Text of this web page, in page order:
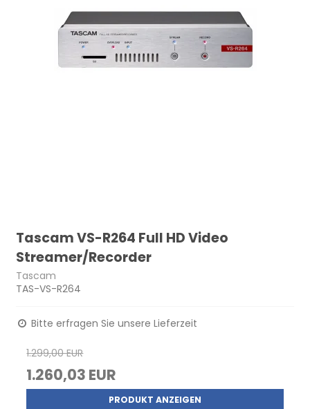
Tascam VS-R264 Full HD Video
Streamer/Recorder
Tascam
TAS-VS-R264
Bitte erfragen Sie unsere Lieferzeit
1.299,00 EUR
1.260,03 EUR
PRODUKT ANZEIGEN